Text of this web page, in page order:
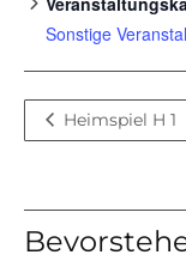
Sonstige
Heimspiel H 1